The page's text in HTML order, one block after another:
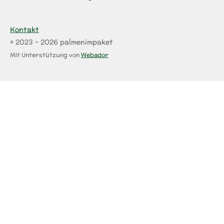
Kontakt
© 2023 - 2026 palmenimpaket
Mit Unterstützung vonWebador